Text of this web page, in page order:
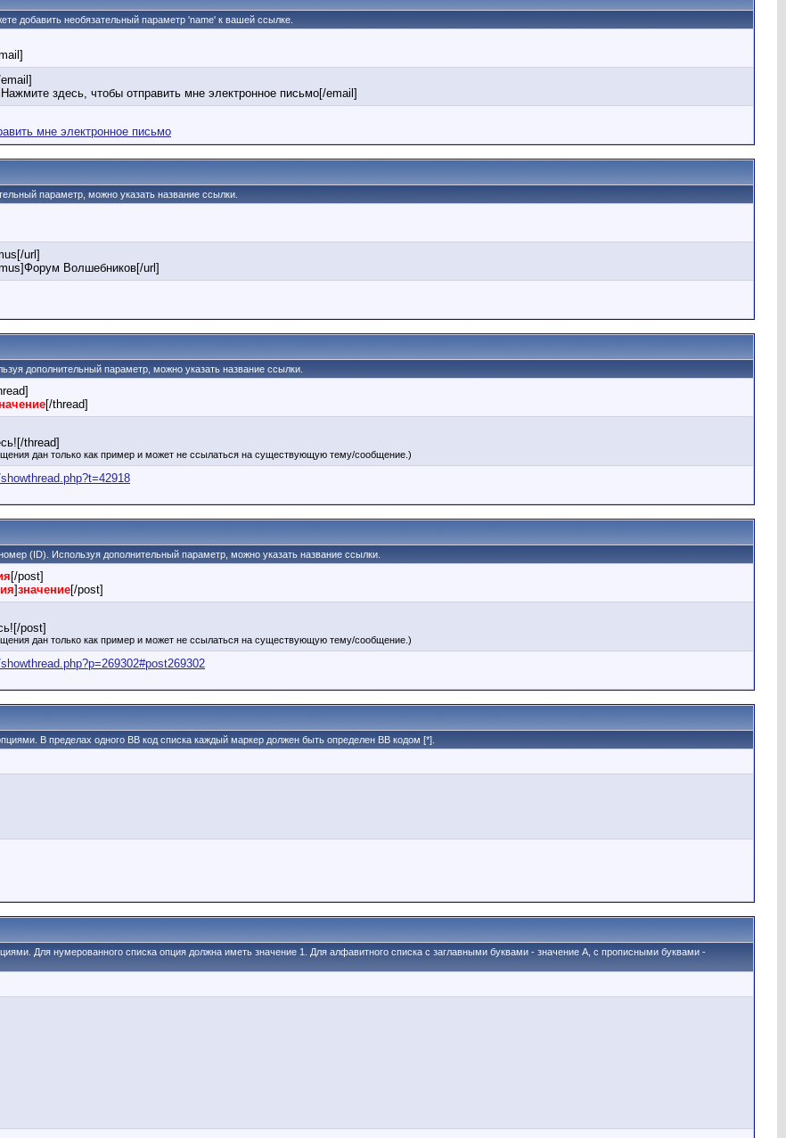
добавить необязательный параметр 'name' к вашей ссылке.
здесь, чтобы отправить мне электронное письмо[/email]
мне электронное письмо
параметр, можно указать название ссылки.
url]
Волшебников[/url]
дополнительный параметр, можно указать название ссылки.
[/thread]
thread]
дан только как пример и может не ссылаться на существующую тему/сообщение.)
(ID). Используя дополнительный параметр, можно указать название ссылки.
[/post]
]значение[/post]
post]
дан только как пример и может не ссылаться на существующую тему/сообщение.)
В пределах одного BB код списка каждый маркер должен быть определен BB кодом [*].
Для нумерованного списка опция должна иметь значение 1. Для алфавитного списка с заглавными буквами - значение A, с прописными буквами -